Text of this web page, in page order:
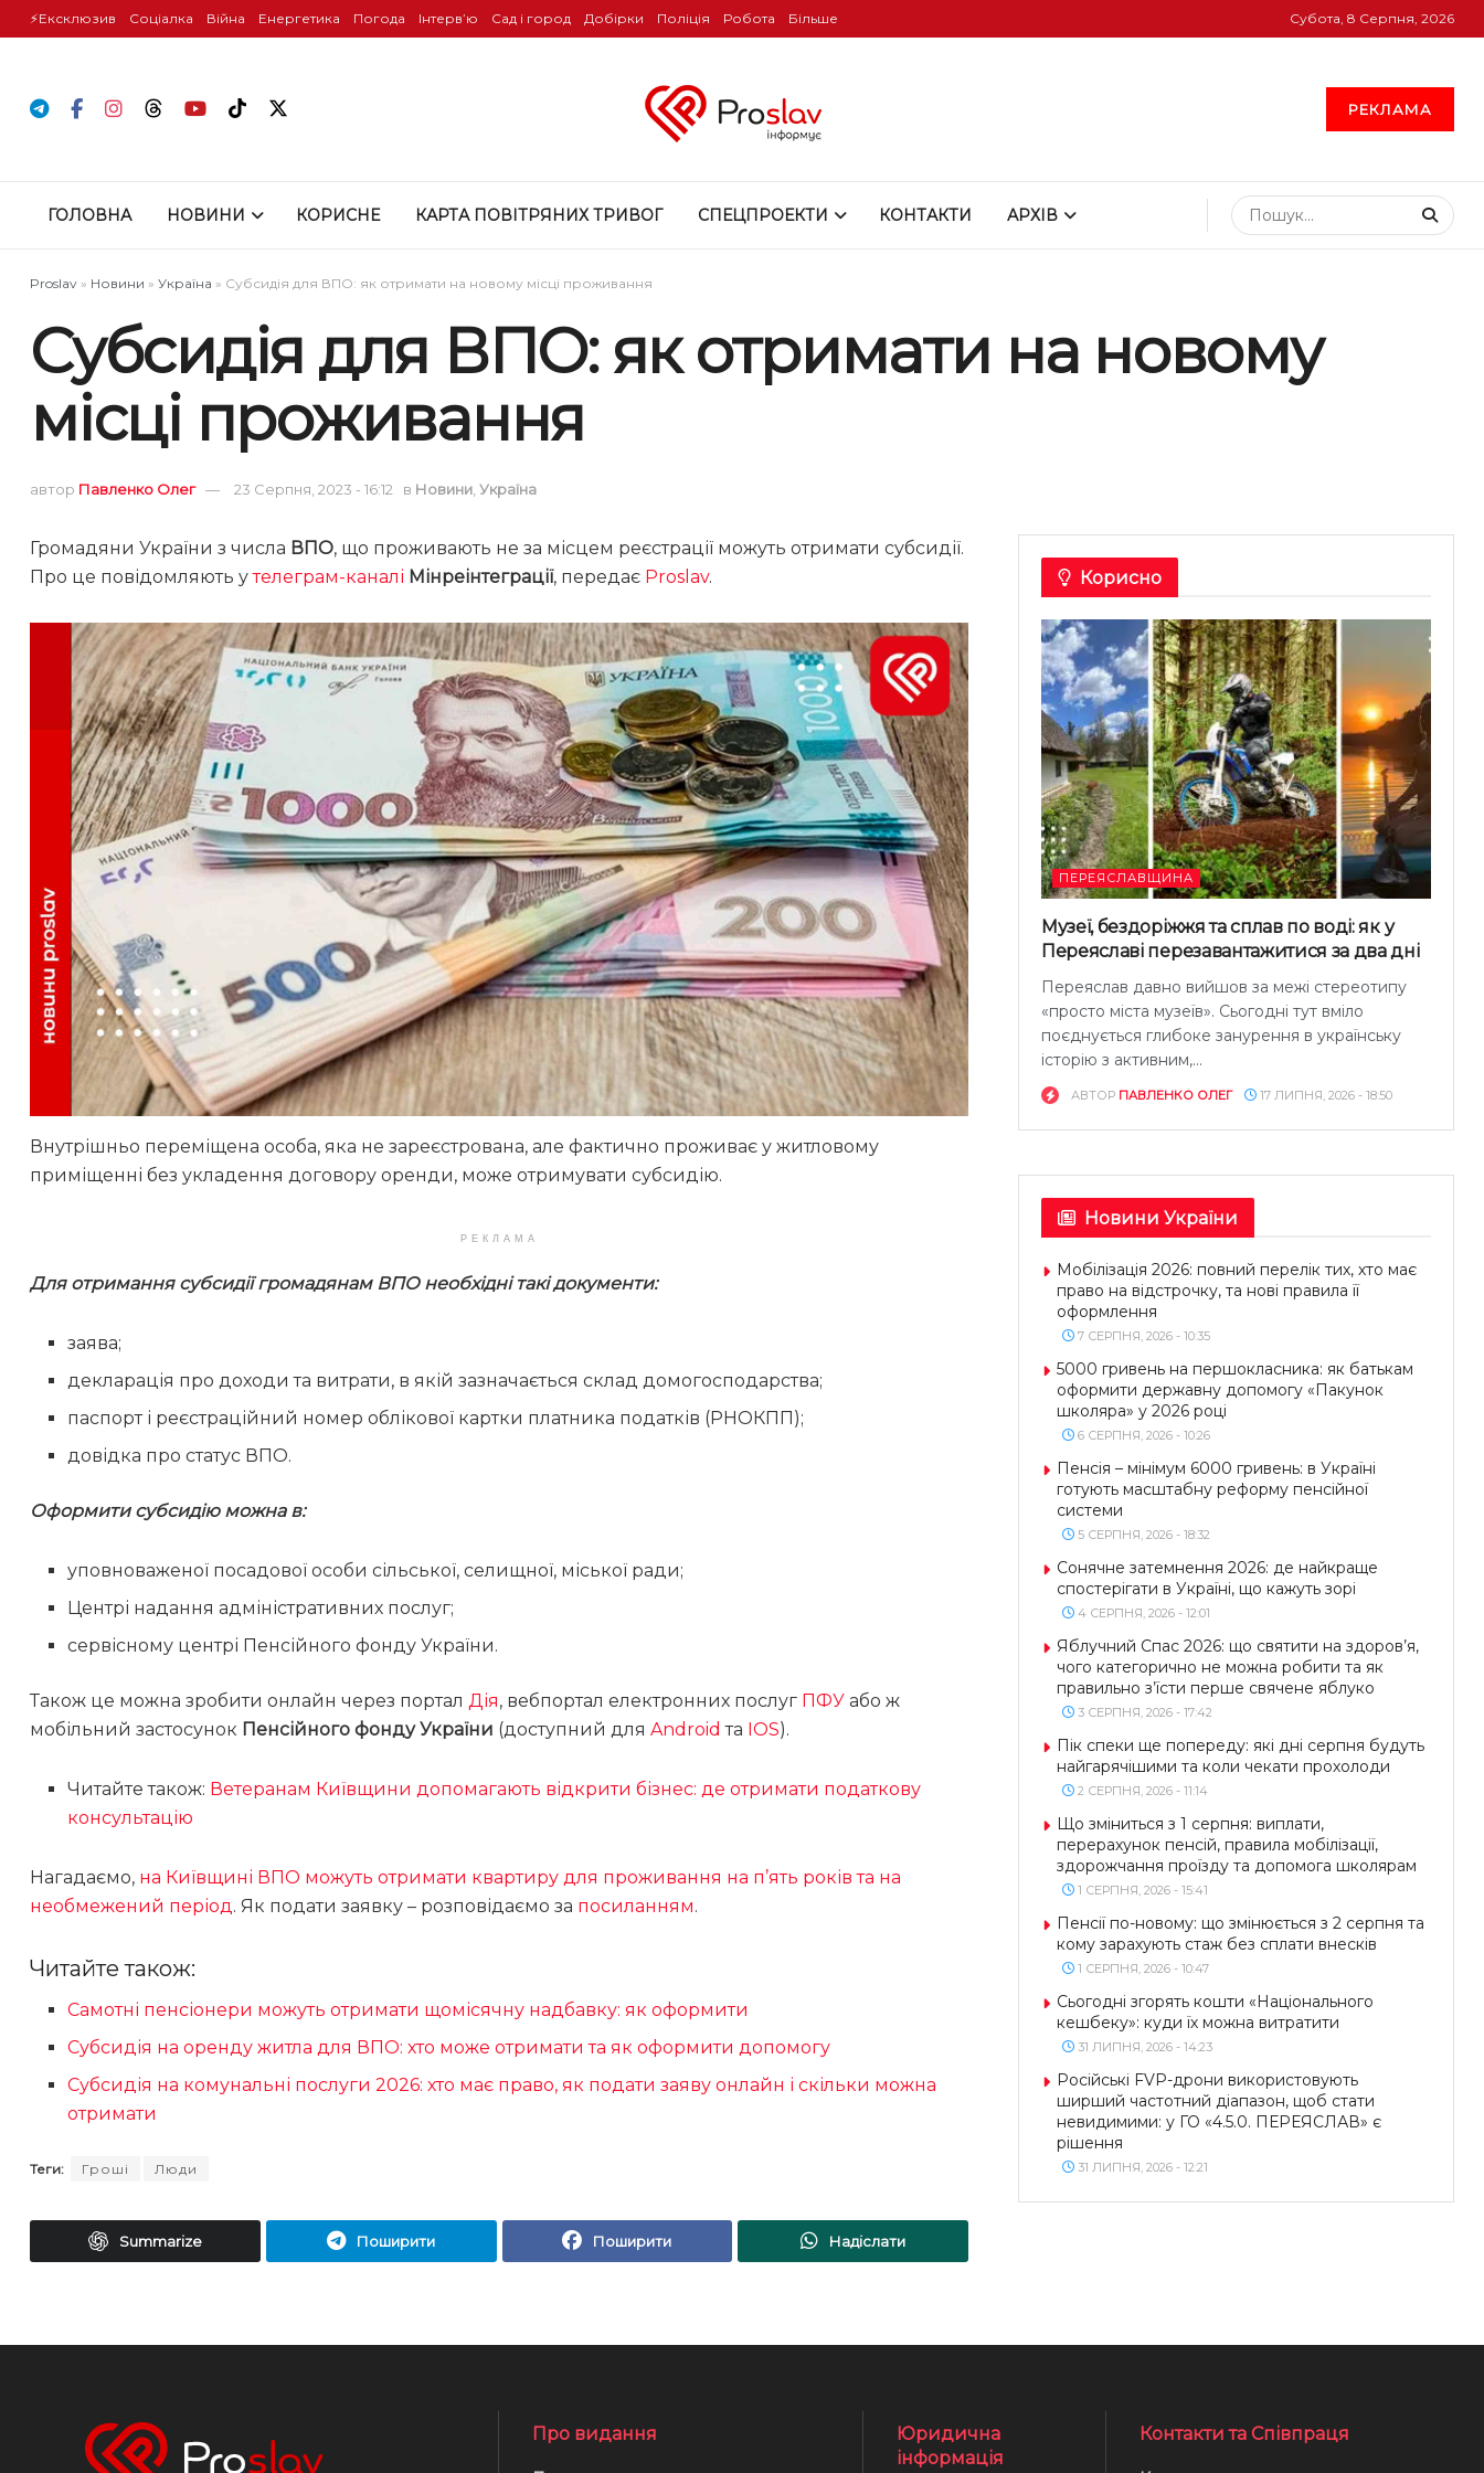
⚡️Ексклюзив Соціалка Війна Енергетика Погода Інтервʼю Сад і город Добірки Поліція Робота Більше Субота, 8 Серпня, 2026
РЕКЛАМА
ГОЛОВНА НОВИНИ КОРИСНЕ КАРТА ПОВІТРЯНИХ ТРИВОГ СПЕЦПРОЕКТИ КОНТАКТИ АРХІВ
Proslav » Новини » Україна » Субсидія для ВПО: як отримати на новому місці проживання
Субсидія для ВПО: як отримати на новому
місці проживання
автор Павленко Олег 23 Серпня, 2023 - 16:12 в Новини, Україна
Громадяни України з числа ВПО, що проживають не за місцем реєстрації можуть отримати субсидії.
Про це повідомляють утелеграм-каналі Мінреінтеграції, передає Proslav.
Внутрішньо переміщена особа, яка не зареєстрована, але фактично проживає у житловому
приміщенні без укладення договору оренди, може отримувати субсидію.
РЕКЛАМА
Для отримання субсидії громадянам ВПО необхідні такі документи:
заява;
декларація про доходи та витрати, в якій зазначається склад домогосподарства;
паспорт і реєстраційний номер облікової картки платника податків (РНОКПП);
довідка про статус ВПО.
Оформити субсидію можна в:
уповноваженої посадової особи сільської, селищної, міської ради;
Центрі надання адміністративних послуг;
сервісному центрі Пенсійного фонду України.
Також це можна зробити онлайн через портал Дія, вебпортал електронних послуг ПФУ або ж
мобільний застосунок Пенсійного фонду України (доступний для Android та IOS).
Читайте також: Ветеранам Київщини допомагають відкрити бізнес: де отримати податкову
консультацію
Нагадаємо, на Київщині ВПО можуть отримати квартиру для проживання на п’ять років та на
необмежений період . Як подати заявку – розповідаємо за посиланням.
Читайте також:
Самотні пенсіонери можуть отримати щомісячну надбавку: як оформити
Субсидія на оренду житла для ВПО: хто може отримати та як оформити допомогу
Субсидія на комунальні послуги 2026: хто має право, як подати заяву онлайн і скільки можна
отримати
Теги: Гроші Люди
Summarize Поширити Поширити Надіслати
Корисно
ПЕРЕЯСЛАВЩИНА
Музеї, бездоріжжя та сплав по воді: як у
Переяславі перезавантажитися за два дні
Переяслав давно вийшов за межі стереотипу
«просто міста музеїв». Сьогодні тут вміло
поєднується глибоке занурення в українську
історію з активним,...
АВТОР ПАВЛЕНКО ОЛЕГ 17 ЛИПНЯ, 2026 - 18:50
Новини України
Мобілізація 2026: повний перелік тих, хто має
право на відстрочку, та нові правила її
оформлення
7 СЕРПНЯ, 2026 - 10:35
5000 гривень на першокласника: як батькам
оформити державну допомогу «Пакунок
школяра» у 2026 році
6 СЕРПНЯ, 2026 - 10:26
Пенсія – мінімум 6000 гривень: в Україні
готують масштабну реформу пенсійної
системи
5 СЕРПНЯ, 2026 - 18:32
Сонячне затемнення 2026: де найкраще
спостерігати в Україні, що кажуть зорі
4 СЕРПНЯ, 2026 - 12:01
Яблучний Спас 2026: що святити на здоров’я,
чого категорично не можна робити та як
правильно з’їсти перше свячене яблуко
3 СЕРПНЯ, 2026 - 17:42
Пік спеки ще попереду: які дні серпня будуть
найгарячішими та коли чекати прохолоди
2 СЕРПНЯ, 2026 - 11:14
Що зміниться з 1 серпня: виплати,
перерахунок пенсій, правила мобілізації,
здорожчання проїзду та допомога школярам
1 СЕРПНЯ, 2026 - 15:41
Пенсії по-новому: що змінюється з 2 серпня та
кому зарахують стаж без сплати внесків
1 СЕРПНЯ, 2026 - 10:47
Сьогодні згорять кошти «Національного
кешбеку»: куди їх можна витратити
31 ЛИПНЯ, 2026 - 14:23
Російські FVP-дрони використовують
ширший частотний діапазон, щоб стати
невидимими: у ГО «4.5.0. ПЕРЕЯСЛАВ» є
рішення
31 ЛИПНЯ, 2026 - 12:21
Про видання
Юридична
інформація
Контакти та Співпраця